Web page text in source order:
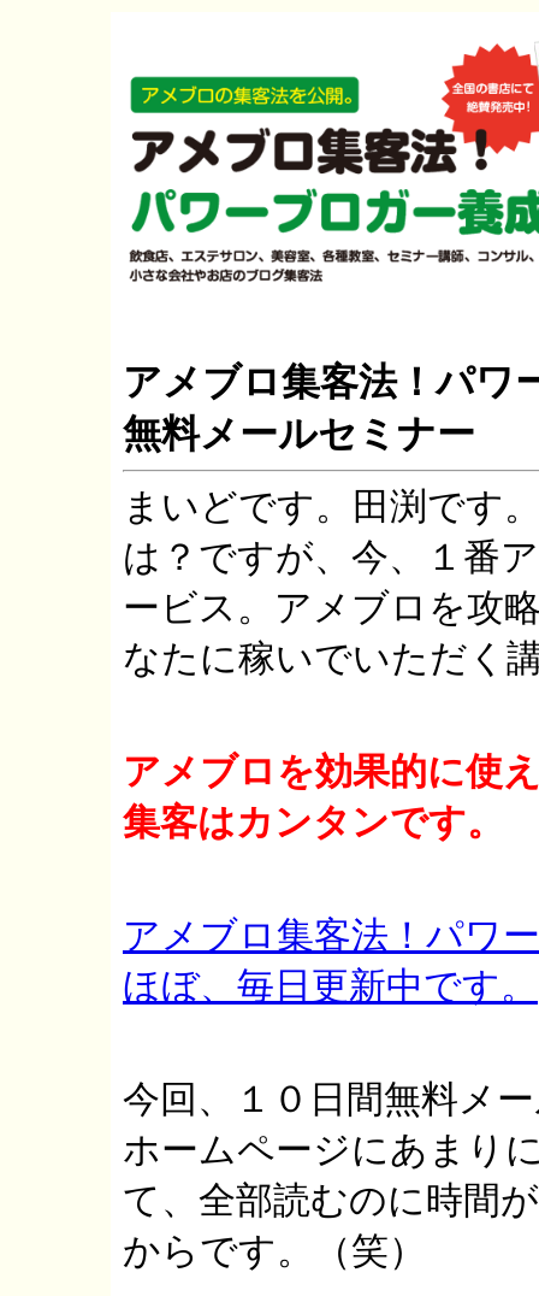
アメブロ集客法！パワ
無料メールセミナー
まいどです。田渕です
は？ですが、今、１番
ービス。アメブロを攻
なたに稼いでいただく
アメブロを効果的に使
集客はカンタンです。
アメブロ集客法！パワ
ほぼ、毎日更新中です。
今回、１０日間無料メ
ホームページにあまり
て、全部読むのに時間
からです。（笑）